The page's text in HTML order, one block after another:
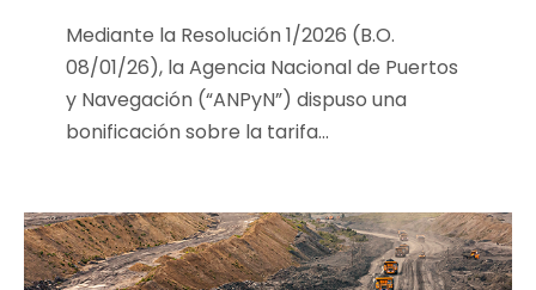
Mediante la Resolución 1/2026 (B.O.
08/01/26), la Agencia Nacional de Puertos
y Navegación (“ANPyN”) dispuso una
bonificación sobre la tarifa...